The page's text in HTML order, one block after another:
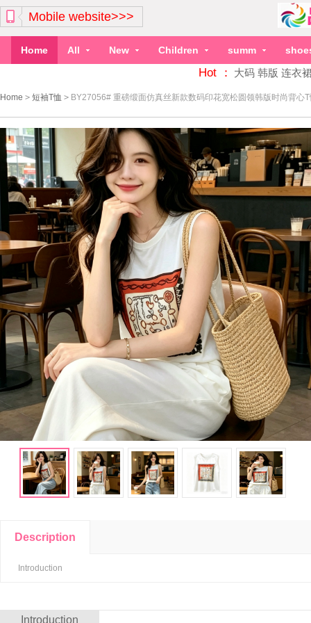
Mobile website>>>
Home All New Children summ
Hot ： 大码 韩版 连衣
Home > 短袖T恤 > BY27056# 重磅缎面仿真丝新款数码印花宽松圆领韩版时尚背心
Description
Introduction
Introduction